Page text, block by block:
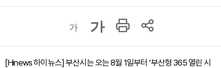
가 가
[Hinews 하이뉴스] 부산시는 오는 8월 1일부터 ‘부산형 365 열린 시